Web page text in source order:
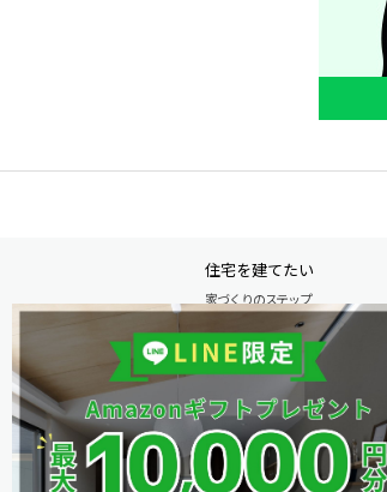
住宅を建てたい
家づくりのステップ
自由設計注文住宅
木の特性を活かした北陸の家づくり
住宅の性能
安心のアフターサービス
商品情報
施工実例
モデル分譲住宅情報